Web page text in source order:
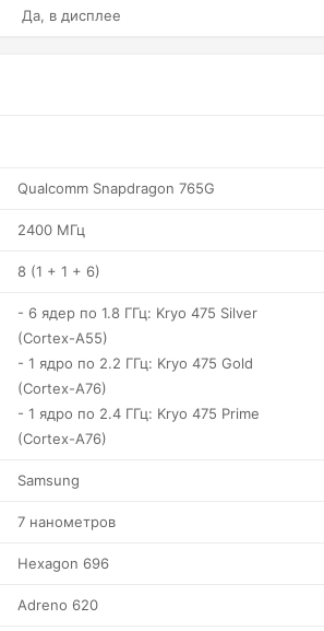
Да, в дисплее
Qualcomm Snapdragon 765G
2400 МГц
8 (1 + 1 + 6)
- 6 ядер по 1.8 ГГц: Kryo 475 Silver
(Cortex-A55)
- 1 ядро по 2.2 ГГц: Kryo 475 Gold
(Cortex-A76)
- 1 ядро по 2.4 ГГц: Kryo 475 Prime
(Cortex-A76)
Samsung
7 нанометров
Hexagon 696
Adreno 620